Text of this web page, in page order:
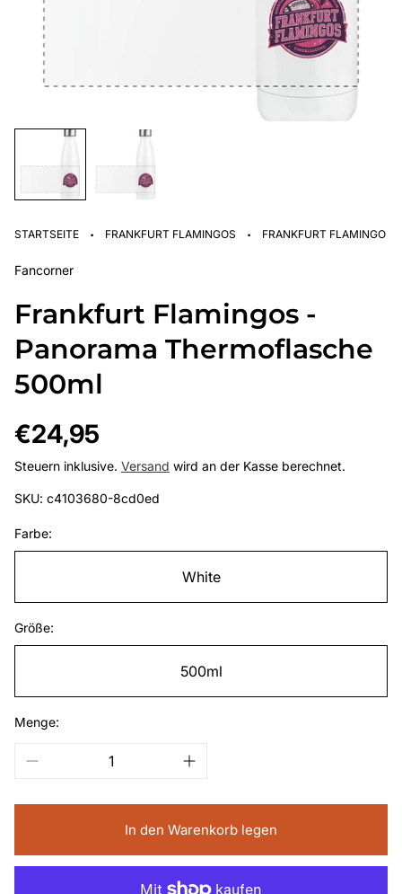
STARTSEITE · FRANKFURT FLAMINGOS · FRANKFURT FLAMINGOS
Fancorner
Frankfurt Flamingos -
Panorama Thermoflasche
500ml
Regulärer
Preis
€24,95
Steuern inklusive. Versand wird an der Kasse berechnet.
SKU: c4103680-8cd0ed
Farbe:
White
Größe:
500ml
Menge:
In den Warenkorb legen